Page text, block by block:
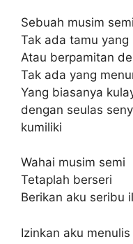
Sebuah musim
Tak ada tamu
Atau berpamitan
Tak ada yang
Yang biasanya
dengan seulas
kumiliki
Wahai musim semi
Tetaplah berseri
Berikan aku seribu
Izinkan aku menulis